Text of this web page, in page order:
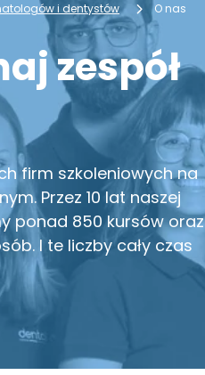
i dentystów O nas
zespół
firm szkoleniowych na
Przez 10 lat naszej
ponad 850 kursów oraz
I te liczby cały czas